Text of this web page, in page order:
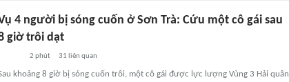
4 người bị sóng cuốn ở Sơn Trà: Cứu một cô gái sau
giờ trôi dạt
2 phút 31 liên quan
khoảng 8 giờ bị sóng cuốn trôi, một cô gái được lực lượng Vùng 3 Hải quân